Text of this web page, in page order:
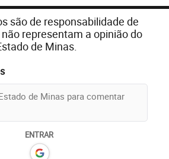
são de responsabilidade de
representam a opinião do
de Minas.
ENTRAR